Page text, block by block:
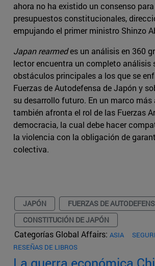
ahora no ha existido un consenso
presupuestos constitucionales,
empujando el primer ministro Shinzo
Japan rearmedes un análisis en 360
lector encuentra un completo análisis
obstáculos principales a los que se
Fuerzas de Autodefensa de Japón y
su desarrollo futuro. En un marco más
también afronta el rol de las Fuerzas
democracia, la cual debe hacer
la violencia con la obligación de
colectiva.
JAPÓN
FUERZAS DE
CONSTITUCIÓN DE JAPÓN
Categorías Global Affairs: ASIA
RESEÑAS DE LIBROS